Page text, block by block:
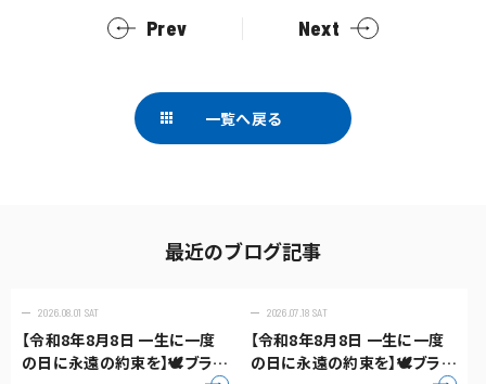
Prev Next
一覧へ戻る
最近のブログ記事
2026.08.01 SAT
【令和8年8月8日 一生に一度
の日に永遠の約束を】🕊️ブライ
2026.07.18 SAT
【令和8年8月8日 一生に一度
の日に永遠の約束を】🕊️ブライ